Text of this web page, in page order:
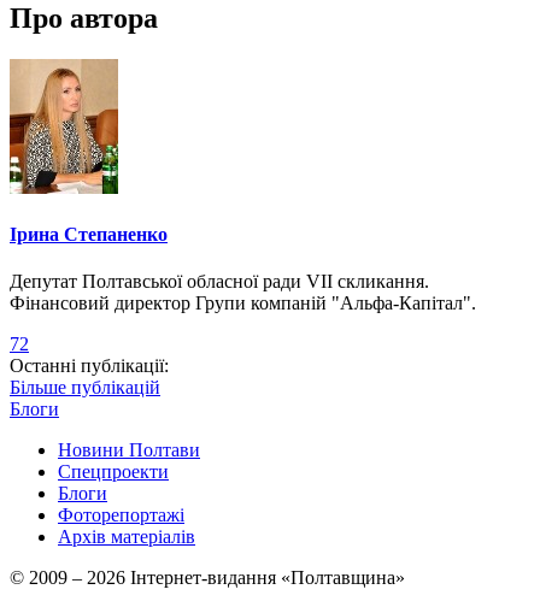
Про автора
Ірина Степаненко
Депутат Полтавської обласної ради VII скликання.
Фінансовий директор Групи компаній "Альфа-Капітал".
72
Останні публікації:
Більше публікацій
Блоги
Новини Полтави
Спецпроекти
Блоги
Фоторепортажі
Архів матеріалів
© 2009 – 2026 Інтернет-видання «Полтавщина»